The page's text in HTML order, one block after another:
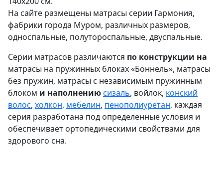
На сайте размещены матрасы серии Гармония,
фабрики города Муром, различных размеров,
односпальные, полутороспальные, двуспальные.
Серии матрасов различаются по конструкции на
матрасы на пружинных блоках «Боннель», матрасы
без пружин, матрасы с независимым пружинным
блоком и наполнениюсизаль, войлок, конский
волос, холкон, мебелин, пенополиуретан, каждая
серия разработана под определенные условия и
обеспечивает ортопедическими свойствами для
здорового сна.